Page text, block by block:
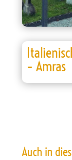
– Amras
Auch in